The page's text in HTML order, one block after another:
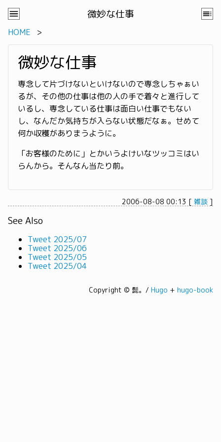
微妙な仕事
HOME
微妙な仕事
専念して片づけないといけないので専念しちゃぁい
るが、その他の仕事は他の人の手で着々と進行して
いるし、専念している仕事は面白い仕事でもない
し、なんだか気持ちが入らない状態だなぁ。せめて
何か収穫がありまうように。
「お客様のために」とかいうよけいなツッコミはい
らんから。そんなん当たり前。
2006-08-08 00:13 [ 雑談 ]
See Also
Tweet 2025/07
Tweet 2025/06
Tweet 2025/05
Tweet 2025/04
Copyright © 髭。/ Hugo + hugo-book